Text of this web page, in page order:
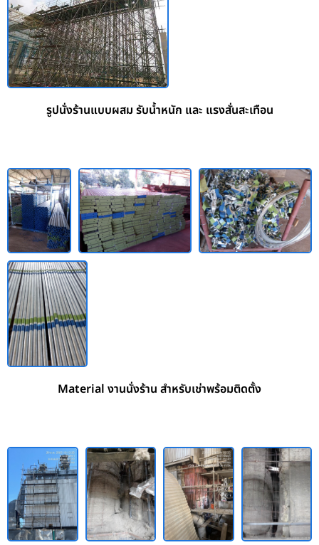
รูปนั่งร้านแบบผสม รับน้ำหนัก และ แรงสั่นสะเทือน
Material งานนั่งร้าน สำหรับเช่าพร้อมติดตั้ง